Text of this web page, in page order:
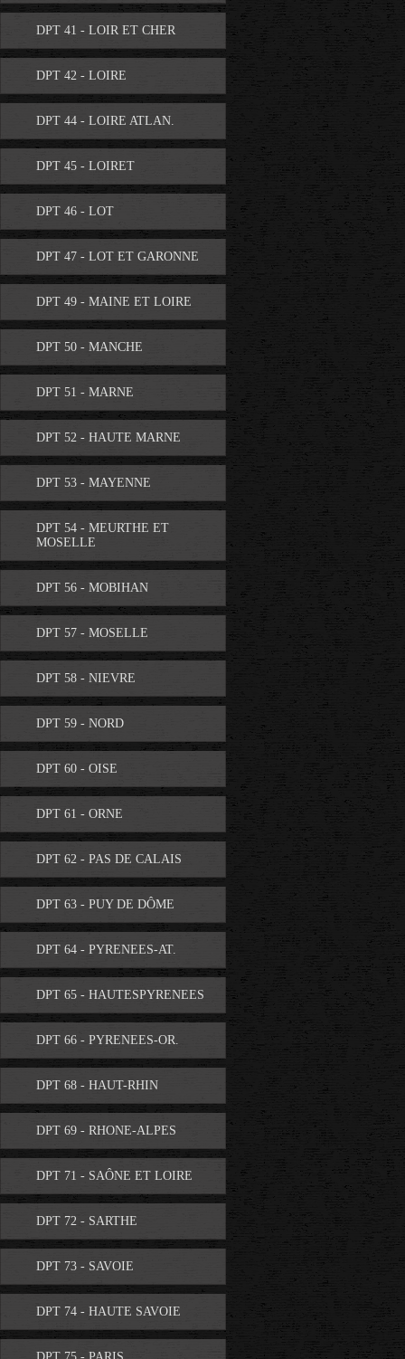
DPT 41 - LOIR ET CHER
DPT 42 - LOIRE
DPT 44 - LOIRE ATLAN.
DPT 45 - LOIRET
DPT 46 - LOT
DPT 47 - LOT ET GARONNE
DPT 49 - MAINE ET LOIRE
DPT 50 - MANCHE
DPT 51 - MARNE
DPT 52 - HAUTE MARNE
DPT 53 - MAYENNE
DPT 54 - MEURTHE ET
MOSELLE
DPT 56 - MOBIHAN
DPT 57 - MOSELLE
DPT 58 - NIEVRE
DPT 59 - NORD
DPT 60 - OISE
DPT 61 - ORNE
DPT 62 - PAS DE CALAIS
DPT 63 - PUY DE DÔME
DPT 64 - PYRENEES-AT.
DPT 65 - HAUTESPYRENEES
DPT 66 - PYRENEES-OR.
DPT 68 - HAUT-RHIN
DPT 69 - RHONE-ALPES
DPT 71 - SAÔNE ET LOIRE
DPT 72 - SARTHE
DPT 73 - SAVOIE
DPT 74 - HAUTE SAVOIE